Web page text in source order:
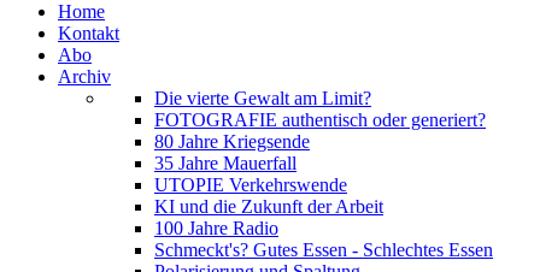
Home
Kontakt
Abo
Archiv
Die vierte Gewalt am Limit?
FOTOGRAFIE authentisch oder generiert?
80 Jahre Kriegsende
35 Jahre Mauerfall
UTOPIE Verkehrswende
KI und die Zukunft der Arbeit
100 Jahre Radio
Schmeckt's? Gutes Essen - Schlechtes Essen